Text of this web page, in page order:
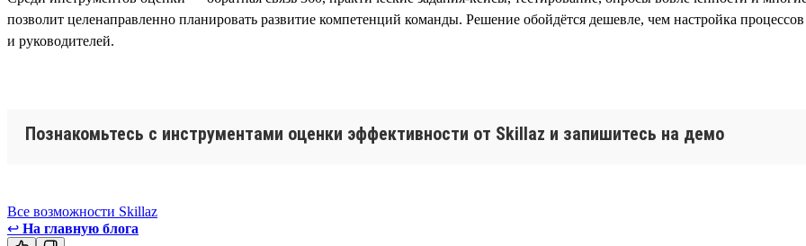
позволит целенаправленно планировать развитие компетенций команды. Решение обойдётся дешевле, чем настройка
и руководителей.
Познакомьтесь с инструментами оценки эффективности от Skillaz и запишитесь на демо
Все возможности Skillaz
↩ На главную блога